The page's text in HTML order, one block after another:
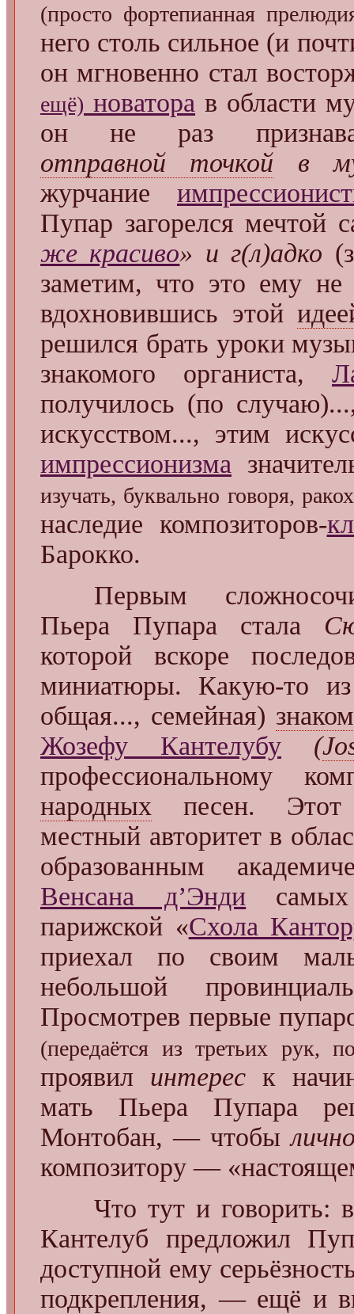
(просто фортепианная
него столь сильное (и
он мгновенно стал
ещё) новатора в области
он не раз
отправной точкой в
журчание
Пупар загорелся мечтой
же красиво» и г(л)адко
заметим, что это ему
вдохновившись этой
решился брать уроки
знакомого органиста,
получилось (по
искусством..., этим
импрессионизма
изучать, буквально говоря,
наследие композиторов-
Барокко.
Первым
Пьера Пупара стала
которой вскоре
миниатюры. Какую-то
общая..., семейная)
Жозефу Кантелубу
(
профессиональному
народных песен. Этот
местный авторитет в
образованным
Венсана д’Энди самых
парижской «Схола
приехал по своим
небольшой
Просмотрев первые
(передаётся из третьих рук,
проявил интереск
мать Пьера Пупара
Монтобан, — чтобы
композитору —
Что тут и говорить:
Кантелуб предложил
доступной ему
подкрепления, — ещё и